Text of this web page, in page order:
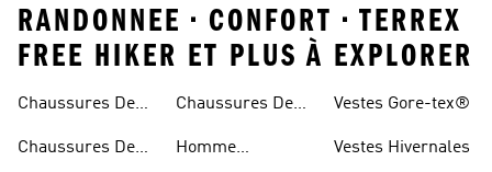
RANDONNEE • CONFORT • TERREX
FREE HIKER ET PLUS À EXPLORER
Chaussures De
Chaussures De
Chaussures De
Homme
Vestes Gore-tex®
Vestes Hivernales